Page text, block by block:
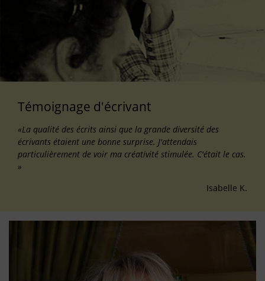
Témoignage d'écrivant
«La qualité des écrits ainsi que la grande diversité des
écrivants étaient une bonne surprise. J'attendais
particulièrement de voir ma créativité stimulée. C'était le cas.
»
Isabelle K.